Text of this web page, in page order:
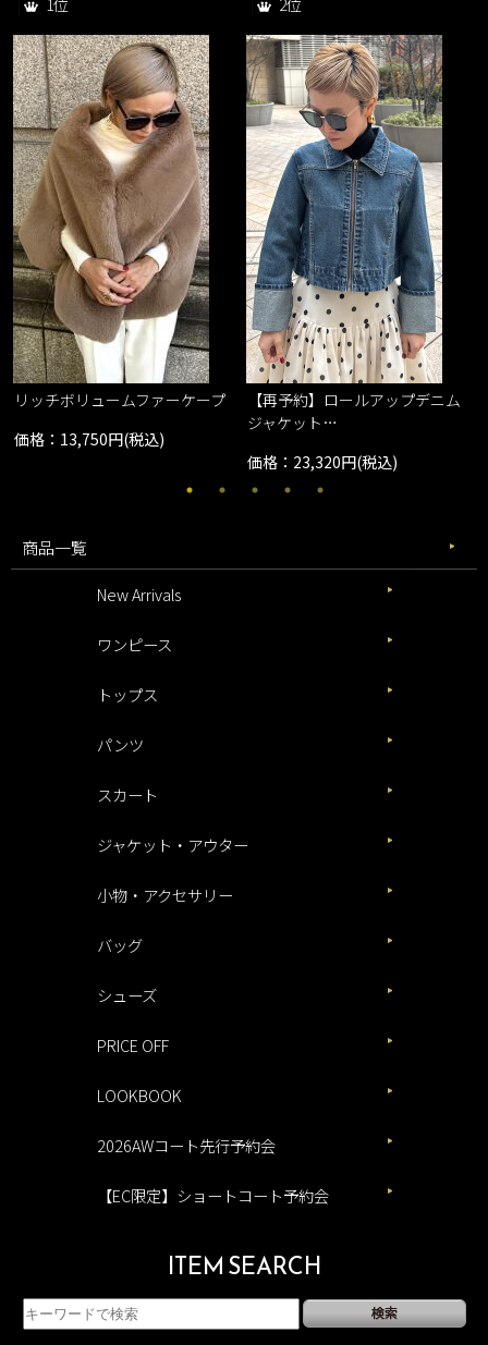
1位
リッチボリュームファーケープ
価格：13,750円(税込)
2位
【再予約】ロールアップデニム
ジャケット…
価格：23,320円(税込)
商品一覧
New Arrivals
ワンピース
トップス
パンツ
スカート
ジャケット・アウター
小物・アクセサリー
バッグ
シューズ
PRICE OFF
LOOKBOOK
2026AWコート先行予約会
【EC限定】ショートコート予約会
ITEM SEARCH